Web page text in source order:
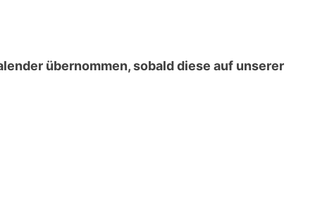
übernommen, sobald diese auf unserer